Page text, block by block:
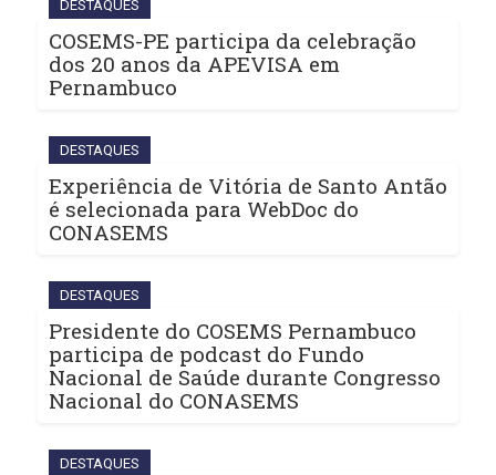
DESTAQUES
COSEMS-PE participa da celebração
dos 20 anos da APEVISA em
Pernambuco
DESTAQUES
Experiência de Vitória de Santo Antão
é selecionada para WebDoc do
CONASEMS
DESTAQUES
Presidente do COSEMS Pernambuco
participa de podcast do Fundo
Nacional de Saúde durante Congresso
Nacional do CONASEMS
DESTAQUES